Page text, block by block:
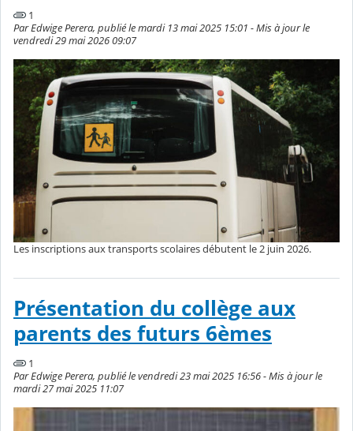
1
Par Edwige Perera, publié le mardi 13 mai 2025 15:01 - Mis à jour le
vendredi 29 mai 2026 09:07
Les inscriptions aux transports scolaires débutent le 2 juin 2026.
Présentation du collège aux
parents des futurs 6èmes
1
Par Edwige Perera, publié le vendredi 23 mai 2025 16:56 - Mis à jour le
mardi 27 mai 2025 11:07